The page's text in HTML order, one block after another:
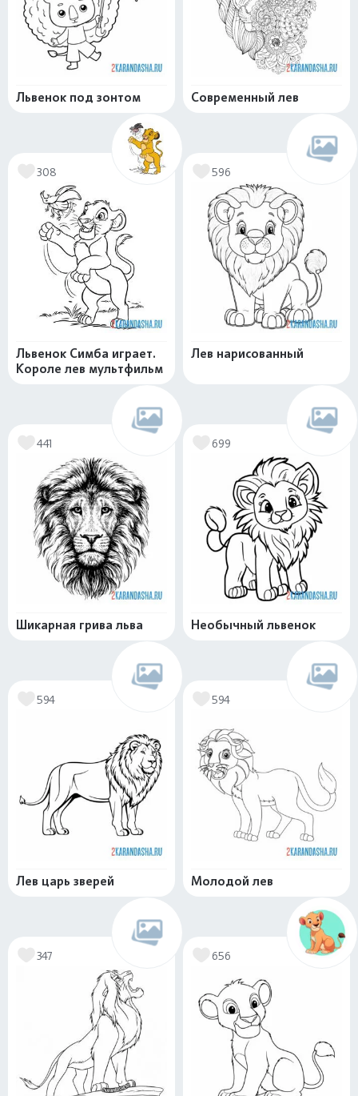
Львенок под зонтом Современный лев
308
Львенок Симба играет.
Короле лев мультфильм
596
Лев нарисованный
441
Шикарная грива льва
699
Необычный львенок
594
Лев царь зверей
594
Молодой лев
347 656